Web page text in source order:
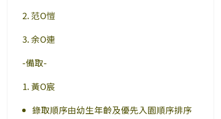
2. 范O愷
3. 余O連
-備取-
1. 黃O宸
錄取順序由幼生年齡及優先入園順序排序